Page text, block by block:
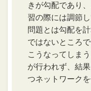
きが勾配であり
習の際には調節
問題とは勾配を
ではないところ
こうなってしま
が行われず、結
つネットワーク